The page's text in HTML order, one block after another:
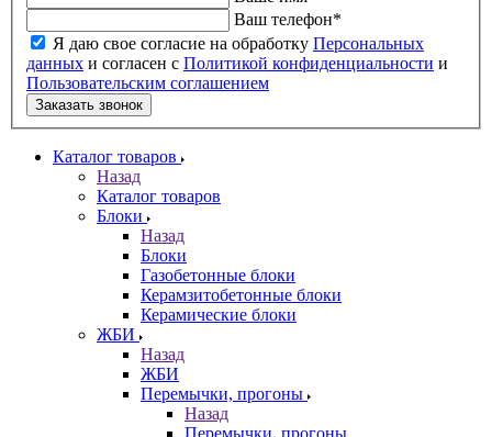
Ваш телефон*
Я даю свое согласие на обработку Персональных
данных и согласен с Политикой конфиденциальности и
Пользовательским соглашением
Заказать звонок
Каталог товаров
Назад
Каталог товаров
Блоки
Назад
Блоки
Газобетонные блоки
Керамзитобетонные блоки
Керамические блоки
ЖБИ
Назад
ЖБИ
Перемычки, прогоны
Назад